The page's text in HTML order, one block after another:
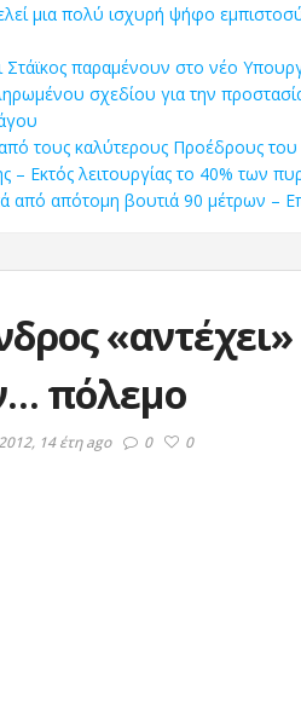
μια πολύ ισχυρή ψήφο
παραμένουν στο νέο
σχεδίου για την
τους καλύτερους Προέδρους
Εκτός λειτουργίας το 40% των
από απότομη βουτιά 90 μέτρων –
«αντέχει»
πόλεμο
14 έτη ago 0 0